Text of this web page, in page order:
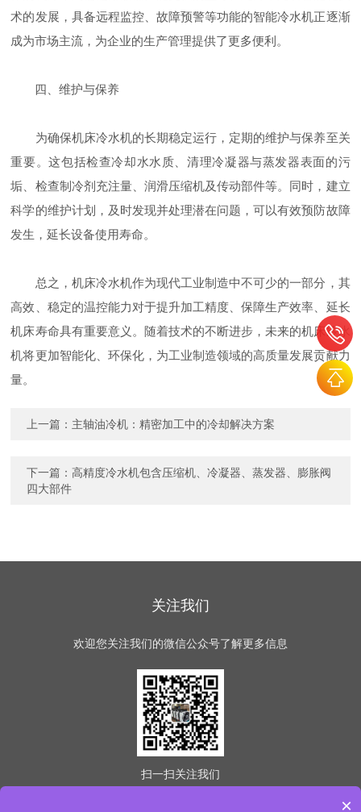
术的发展，具备远程监控、故障预警等功能的智能冷水机正逐渐
成为市场主流，为企业的生产管理提供了更多便利。
四、维护与保养
为确保机床冷水机的长期稳定运行，定期的维护与保养至关
重要。这包括检查冷却水水质、清理冷凝器与蒸发器表面的污
垢、检查制冷剂充注量、润滑压缩机及传动部件等。同时，建立
科学的维护计划，及时发现并处理潜在问题，可以有效预防故障
发生，延长设备使用寿命。
总之，机床冷水机作为现代工业制造中不可少的一部分，其
高效、稳定的温控能力对于提升加工精度、保障生产效率、延长
机床寿命具有重要意义。随着技术的不断进步，未来的机床冷水
机将更加智能化、环保化，为工业制造领域的高质量发展贡献力
量。
上一篇： 主轴油冷机：精密加工中的冷却解决方案
下一篇：高精度冷水机包含压缩机、冷凝器、蒸发器、膨胀阀
四大部件
关注我们
欢迎您关注我们的微信公众号了解更多信息
扫一扫关注我们
×